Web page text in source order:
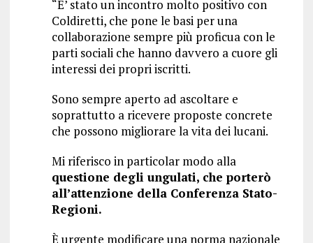
“E’ stato un incontro molto positivo con
Coldiretti, che pone le basi per una
collaborazione sempre più proficua con le
parti sociali che hanno davvero a cuore gli
interessi dei propri iscritti.
Sono sempre aperto ad ascoltare e
soprattutto a ricevere proposte concrete
che possono migliorare la vita dei lucani.
Mi riferisco in particolar modo alla
questione degli ungulati, che porterò
all’attenzione della Conferenza Stato-
Regioni.
È urgente modificare una norma nazionale